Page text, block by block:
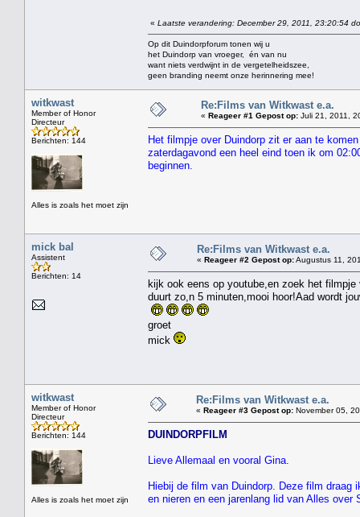
« Laatste verandering: December 29, 2011, 23:20:54
Op dit Duindorpforum tonen wij u
het Duindorp van vroeger, én van nu
want niets verdwijnt in de vergetelheidszee,
geen branding neemt onze herinnering mee!
witkwast
Member of Honor
Directeur
Berichten: 144
Alles is zoals het moet zijn
Re:Films van Witkwast e.a.
« Reageer #1 Gepost op: Juli 21, 2011,
Het filmpje over Duindorp zit er aan te
zaterdagavond een heel eind toen ik om
beginnen.
mick bal
Assistent
Berichten: 14
Re:Films van Witkwast e.a.
« Reageer #2 Gepost op:Augustus 11,
kijk ook eens op youtube,en zoek het
duurt zo,n 5 minuten,mooi hoor!Aad wordt
groet
mick
witkwast
Member of Honor
Directeur
Berichten: 144
Alles is zoals het moet zijn
Re:Films van Witkwast e.a.
« Reageer #3 Gepost op: November 05,
DUINDORPFILM
Lieve Allemaal en vooral Gina.
Hiebij de film van Duindorp. Deze film
en nieren en een jarenlang lid van Alles over